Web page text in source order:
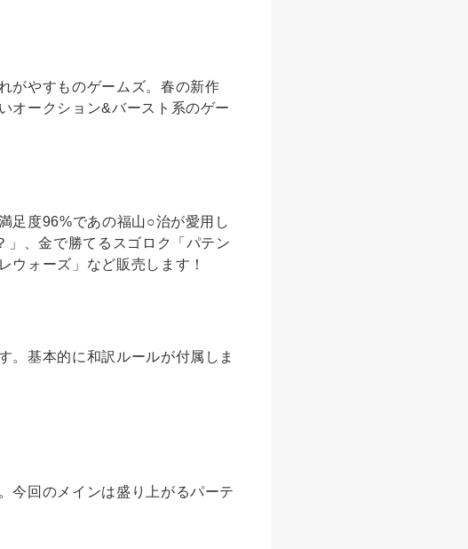
がやすものゲームズ。春の新作
オークション&バースト系のゲー
足度96%であの福山○治が愛用し
」、金で勝てるスゴロク「パテン
ウォーズ」など販売します！
。基本的に和訳ルールが付属しま
今回のメインは盛り上がるパーテ